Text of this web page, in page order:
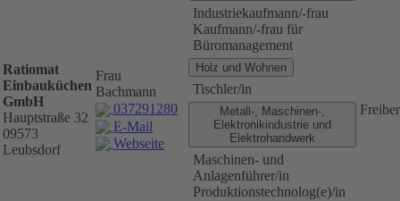
Ratiomat
Einbauküchen
GmbH
Hauptstraße 32
09573
Leubsdorf
Frau
Bachmann
037291280
E-Mail
Webseite
Industriekaufmann/-frau
Kaufmann/-frau für
Büromanagement
Holz und Wohnen
Tischler/in
Metall-, Maschinen-,
Elektronikindustrie und
Elektrohandwerk
Maschinen- und
Anlagenführer/in
Produktionstechnolog(e)/in